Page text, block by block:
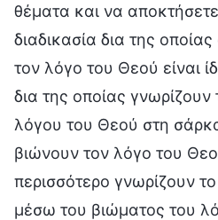
θέματα και να
διαδικασία δια της
τον λόγο του Θεού είναι
δια της οποίας
λόγου του Θεού στη
βιώνουν τον λόγο του
περισσότερο γνωρίζουν
μέσω του βιώματος του